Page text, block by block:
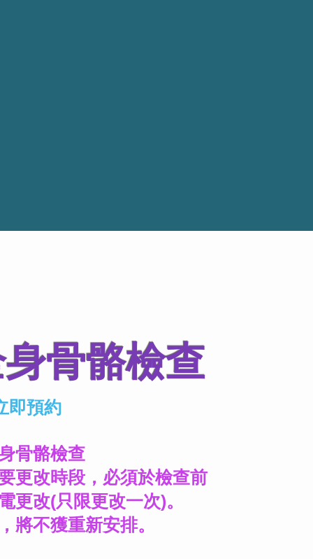
骨骼檢查
即預約
骨骼檢查
更改時段，必須於檢查前
更改(只限更改一次)。
將不獲重新安排。